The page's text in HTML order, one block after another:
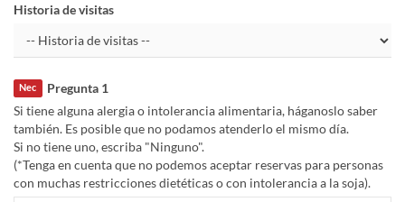
Historia de visitas
Pregunta 1
Nec
Si tiene alguna alergia o intolerancia alimentaria, háganoslo saber
también. Es posible que no podamos atenderlo el mismo día.
Si no tiene uno, escriba "Ninguno".
(*Tenga en cuenta que no podemos aceptar reservas para personas
con muchas restricciones dietéticas o con intolerancia a la soja).